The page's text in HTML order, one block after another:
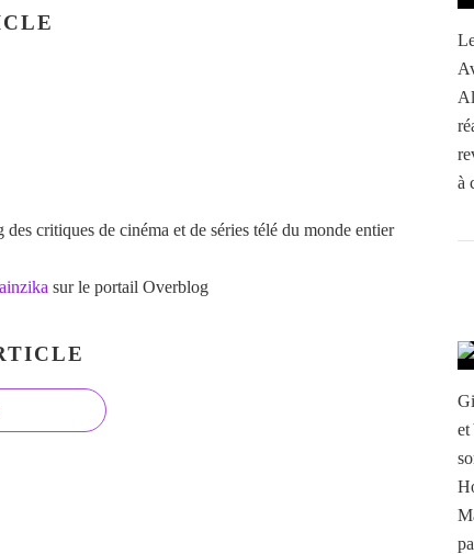
critiques de cinéma et de séries télé du monde entier
sur le portail Overblog
à
et